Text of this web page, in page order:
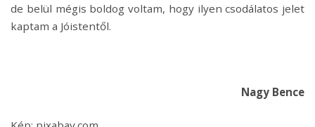
de belül mégis boldog voltam, hogy ilyen csodálatos jelet
kaptam a Jóistentől.
Nagy Bence